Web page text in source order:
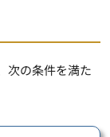
次の条件を満た